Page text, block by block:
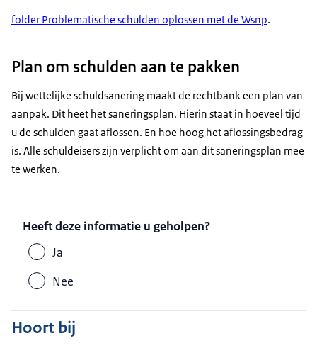
folder Problematische schulden oplossen met de Wsnp.
Plan om schulden aan te pakken
Bij wettelijke schuldsanering maakt de rechtbank een plan van
aanpak. Dit heet het saneringsplan. Hierin staat in hoeveel tijd
u de schulden gaat aflossen. En hoe hoog het aflossingsbedrag
is. Alle schuldeisers zijn verplicht om aan dit saneringsplan mee
te werken.
Heeft deze informatie u geholpen?
Ja
Nee
Hoort bij